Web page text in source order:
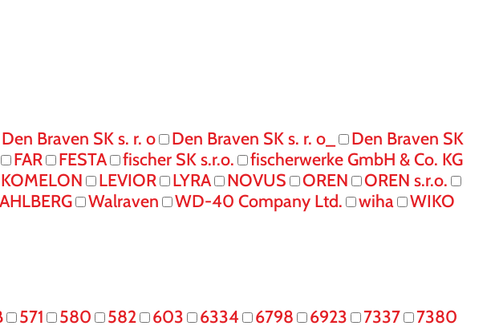
Den Braven SK s. r. o Den Braven SK s. r. o_
Den Braven SK
FAR FESTA fischer SK s.r.o.
fischerwerke GmbH & Co. KG
KOMELON LEVIOR LYRA NOVUS OREN
OREN s.r.o.
Walraven WD-40 Company Ltd. wiha WIKO
571 580 582 603 6334 6798 6923 7337
7380